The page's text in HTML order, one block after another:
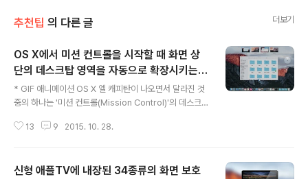
추천팁 의 다른 글 더보기
OS X에서 미션 컨트롤을 시작할 때 화면 상
단의 데스크탑 영역을 자동으로 확장시키는
방법
* GIF 애니메이션 OS X 엘 캐피탄이 나오면서 달라진 것
중의 하나는 '미션 컨트롤(Mission Control)'의 데스크탑
나 트랙패드 제스처로 미션 컨트롤을 시작하면, 화면 상단
스페이스바를 잘 활용하면 데스크탑을 전환하지 않고도 각
13 9 2015. 10. 28.
신형 애플TV에 내장된 34종류의 화면 보호